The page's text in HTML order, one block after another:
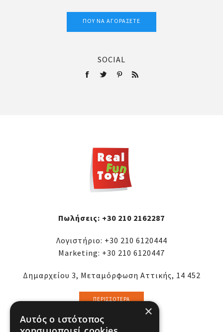
ΠΟΎ ΝΑ ΑΓΟΡΆΣΕΤΕ
SOCIAL
Πωλήσεις: +30 210 2162287
Λογιστήριο: +30 210 6120444
Marketing: +30 210 6120447
Δημαρχείου 3, Μεταμόρφωση Αττικής, 14 452
ΠΕΡΙΣΣΌΤΕΡΑ
×
Αυτός ο ιστότοπος